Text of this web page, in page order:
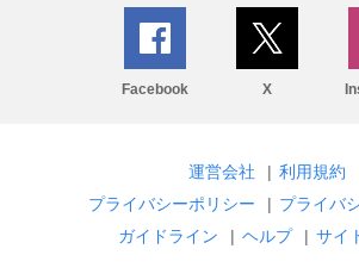
Facebook X
運営会社 | 利用規約
プライバシーポリシー
| プライバ
ガイドライン
| ヘルプ | サイ